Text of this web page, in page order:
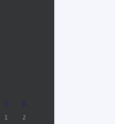
S
D
1
2